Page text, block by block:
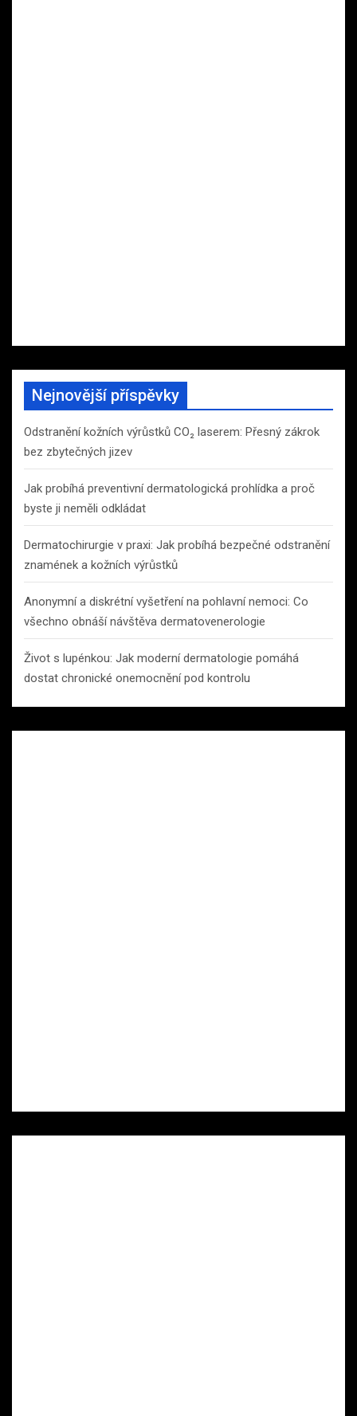
Nejnovější příspěvky
Odstranění kožních výrůstků CO₂ laserem: Přesný zákrok
bez zbytečných jizev
Jak probíhá preventivní dermatologická prohlídka a proč
byste ji neměli odkládat
Dermatochirurgie v praxi: Jak probíhá bezpečné odstranění
znamének a kožních výrůstků
Anonymní a diskrétní vyšetření na pohlavní nemoci: Co
všechno obnáší návštěva dermatovenerologie
Život s lupénkou: Jak moderní dermatologie pomáhá
dostat chronické onemocnění pod kontrolu